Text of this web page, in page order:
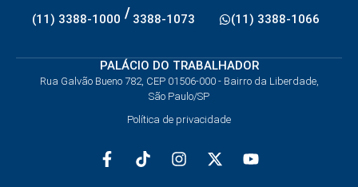
(11) 3388-1000 / 3388-1073 (11) 3388-1066
PALÁCIO DO TRABALHADOR
Rua Galvão Bueno 782, CEP 01506-000 - Bairro da Liberdade,
São Paulo/SP
Política de privacidade